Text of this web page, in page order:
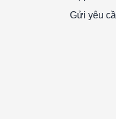
Gửi yêu